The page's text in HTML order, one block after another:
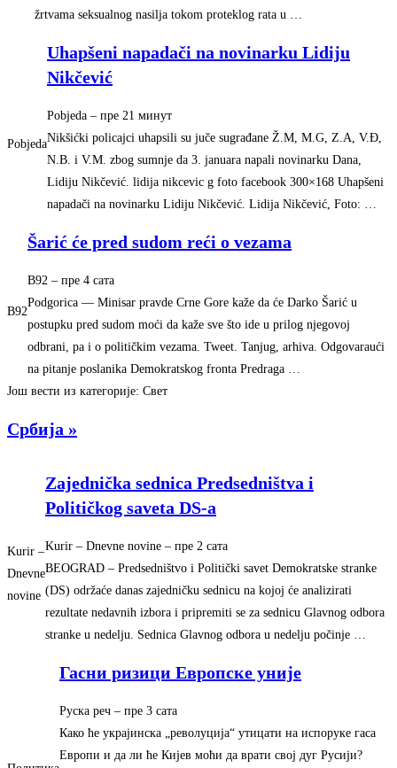
žrtvama seksualnog nasilja tokom proteklog rata u …
Pobjeda
Uhapšeni napadači na novinarku Lidiju
Nikčević
Pobjeda – ‎пре 21 минут‎
Nikšićki policajci uhapsili su juče sugrađane Ž.M, M.G, Z.A, V.Đ,
N.B. i V.M. zbog sumnje da 3. januara napali novinarku Dana,
Lidiju Nikčević. lidija nikcevic g foto facebook 300×168 Uhapšeni
napadači na novinarku Lidiju Nikčević. Lidija Nikčević, Foto: …
B92
Šarić će pred sudom reći o vezama
B92 – ‎пре 4 сата‎
Podgorica — Minisar pravde Crne Gore kaže da će Darko Šarić u
postupku pred sudom moći da kaže sve što ide u prilog njegovoj
odbrani, pa i o političkim vezama. Tweet. Tanjug, arhiva. Odgovaraući
na pitanje poslanika Demokratskog fronta Predraga …
Још вести из категорије: Свет
Србија »
Kurir –
Dnevne
novine
Zajednička sednica Predsedništva i
Političkog saveta DS-a
Kurir – Dnevne novine – ‎пре 2 сата‎
BEOGRAD – Predsedništvo i Politički savet Demokratske stranke
(DS) održaće danas zajedničku sednicu na kojoj će analizirati
rezultate nedavnih izbora i pripremiti se za sednicu Glavnog odbora
stranke u nedelju. Sednica Glavnog odbora u nedelju počinje …
Гасни ризици Европске уније
Руска реч – ‎пре 3 сата‎
Како ће украјинска „револуција“ утицати на испоруке гаса
Европи и да ли ће Кијев моћи да врати свој дуг Русији?